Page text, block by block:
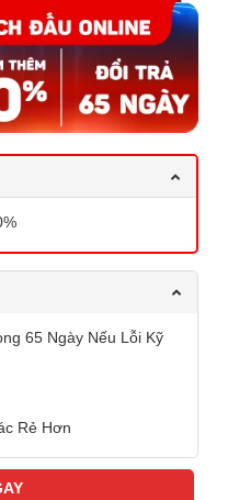
65 Ngày Nếu Lỗi Kỹ
Rẻ Hơn